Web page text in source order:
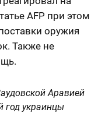
AFP при этом
оружия
Также не
Аравией
год украинцы